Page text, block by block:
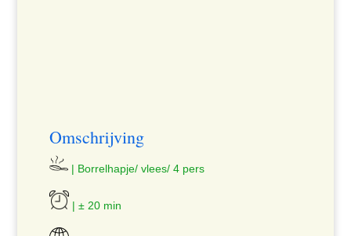
Omschrijving
| Borrelhapje/ vlees/ 4 pers
| ± 20 min